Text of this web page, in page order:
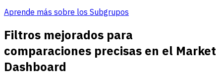
Aprende más sobre los Subgrupos
Filtros mejorados para
comparaciones precisas en el Market
Dashboard